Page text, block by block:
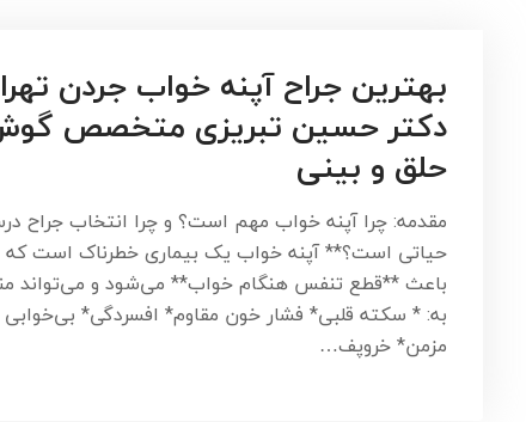
بهترین جراح آپنه خواب جردن
دکتر حسین تبریزی متخصص
حلق و بینی
مقدمه: چرا آپنه خواب مهم است؟ و چرا انتخاب جراح
حیاتی است؟** آپنه خواب یک بیماری خطرناک است که
باعث **قطع تنفس هنگام خواب** می‌شود و می‌تواند
به: * سکته قلبی* فشار خون مقاوم* افسردگی* بی‌خوابی
مزمن* خروپف…